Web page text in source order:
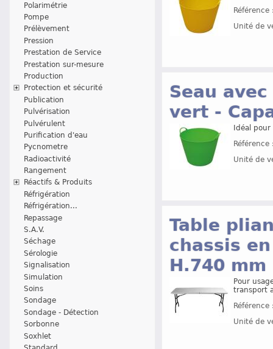
Polarimétrie
Pompe
Prélèvement
Pression
Prestation de Service
Prestation sur-mesure
Production
Protection et sécurité
Publication
Pulvérisation
Pulvérulent
Purification d'eau
Pycnometre
Radioactivité
Rangement
Réactifs & Produits
Réfrigération
Réfrigération...
Repassage
S.A.V.
Séchage
Sérologie
Signalisation
Simulation
Soins
Sondage
Sondage - Détection
Sorbonne
Soxhlet
Unité de
Seau
vert -
Idéal
Unité de
Table
chassis
H.740 mm
Pour
transport
Unité de